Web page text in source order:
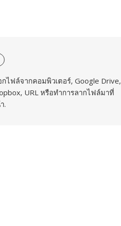
กไฟล์จากคอมพิวเตอร์, Google Drive,
URL หรือทำการลากไฟล์มาที่
.